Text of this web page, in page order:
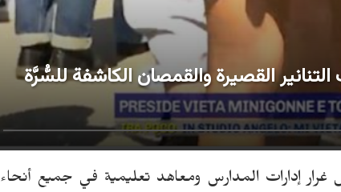
القصيرة والقمصان الكاشفة للسُّرَّة
غرار إدارات المدارس ومعاهد تعليمية في جميع أنحاء